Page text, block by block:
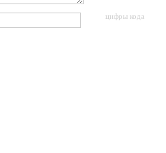
цифры кода